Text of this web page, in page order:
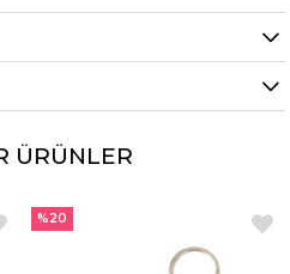
ÜRÜNLER
%20